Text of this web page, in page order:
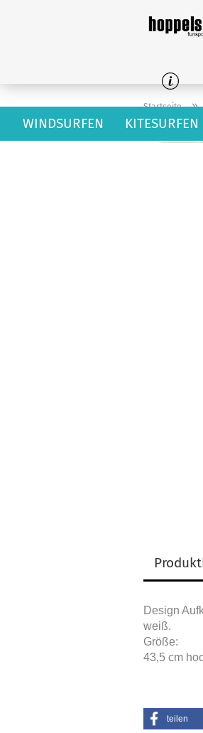
WINDSURFEN KITESURFEN
Startseite »
Design
weiß.
Größe:
43,5 cm
teilen